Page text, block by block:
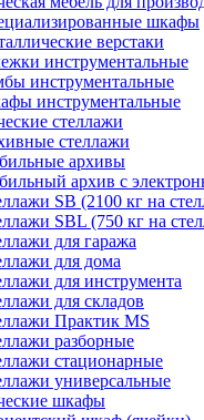
шкафы
верстаки
инструментальные
инструментальные
инструментальные
стеллажи
стеллажи
архивы
архив с
SB (2100 кг на
SBL (750 кг на
для гаража
для дома
для инструмента
для складов
Практик MS
разборные
стационарные
универсальные
шкафы